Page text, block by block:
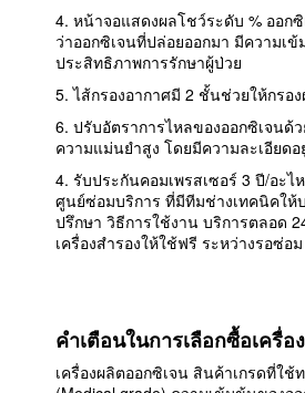
4. หน้าจอแสดงผลโชว์ระดับ % ออก
ว่าออกซิเจนที่ปล่อยออกมา มีความเ
ประสิทธิภาพการรักษาผู้ป่วย
5. ไส้กรองอากาศมี 2 ชั้นช่วยให้กรอ
6. ปรับอัตราการไหลของออกซิเจนด้
ความแม่นยำสูง โดยมีความละเอียดอ
4. รับประกันคอมเพรสเซอร์ 3 ปี/อะ
ศูนย์ซ่อมบริการ ที่มีทีมช่างเทคนิคให้
ปรึกษา วิธีการใช้งาน บริการตลอด
เครื่องสำรองให้ใช้ฟรี ระหว่างรอซ่อม
คำเตือนในการเลือกซื้อเครื่
เครื่องผลิตออกซิเจน สินค้าเกรดที่ใช้